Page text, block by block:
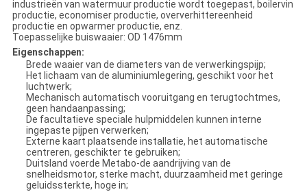
industrieën van watermuur productie wordt toegepast, boilervin
productie, economiser productie, oververhittereenheid
productie en opwarmer productie, enz.
Toepasselijke buiswaaier: OD 1476mm
Eigenschappen:
Brede waaier van de diameters van de verwerkingspijp;
Het lichaam van de aluminiumlegering, geschikt voor het
luchtwerk;
Mechanisch automatisch vooruitgang en terugtochtmes,
geen handaanpassing;
De facultatieve speciale hulpmiddelen kunnen interne
ingepaste pijpen verwerken;
Externe kaart plaatsende installatie, het automatische
centreren, geschikter te gebruiken;
Duitsland voerde Metabo-de aandrijving van de
snelheidsmotor, sterke macht, duurzaamheid met geringe
geluidssterkte, hoge in;